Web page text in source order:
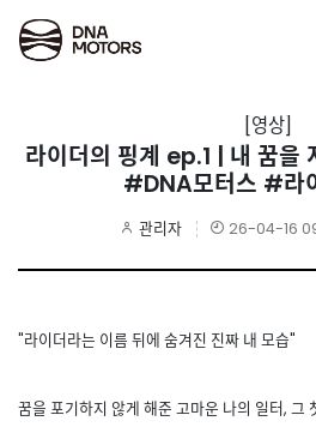
[영상]
라이더의 핑계 ep.1 | 내 꿈을
#DNA모터스 #라
관리자 26-04-16
"라이더라는 이름 뒤에 숨겨진 진짜 내 모습"
꿈을 포기하지 않게 해준 고마운 나의 일터, 그